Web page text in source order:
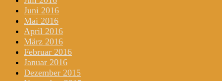
Juni 2016
Mai 2016
April 2016
März 2016
Februar 2016
Januar 2016
Dezember 2015